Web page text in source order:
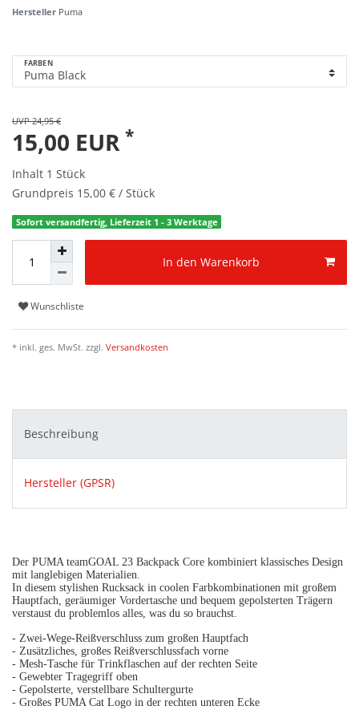
Hersteller Puma
FARBEN
UVP 24,95 €
15,00 EUR *
Inhalt 1 Stück
Grundpreis 15,00 € / Stück
Sofort versandfertig, Lieferzeit 1 - 3 Werktage
In den Warenkorb
Wunschliste
* inkl. ges. MwSt. zzgl. Versandkosten
Beschreibung
Hersteller (GPSR)
Der PUMA teamGOAL 23 Backpack Core kombiniert klassisches Design
mit langlebigen Materialien.
In diesem stylishen Rucksack in coolen Farbkombinationen mit großem
Hauptfach, geräumiger Vordertasche und bequem gepolsterten Trägern
verstaust du problemlos alles, was du so brauchst.
- Zwei-Wege-Reißverschluss zum großen Hauptfach
- Zusätzliches, großes Reißverschlussfach vorne
- Mesh-Tasche für Trinkflaschen auf der rechten Seite
- Gewebter Tragegriff oben
- Gepolsterte, verstellbare Schultergurte
- Großes PUMA Cat Logo in der rechten unteren Ecke